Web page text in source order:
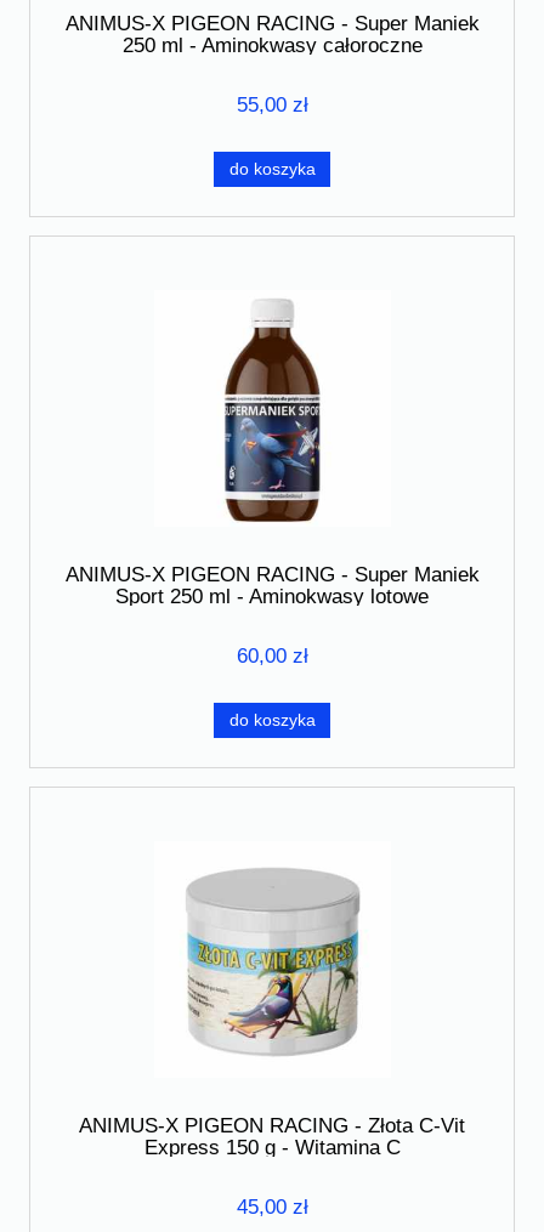
ANIMUS-X PIGEON RACING - Super Maniek
250 ml - Aminokwasy całoroczne
55,00 zł
do koszyka
ANIMUS-X PIGEON RACING - Super Maniek
Sport 250 ml - Aminokwasy lotowe
60,00 zł
do koszyka
ANIMUS-X PIGEON RACING - Złota C-Vit
Express 150 g - Witamina C
45,00 zł